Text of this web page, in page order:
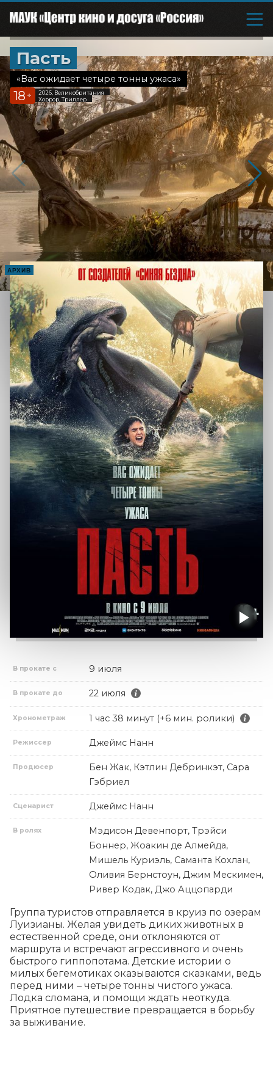
Пасть
«Вас ожидает четыре тонны ужаса»
18 +
2026, Великобритания
Хоррор, Триллер
АРХИВ
В прокате с 9 июля
В прокате до 22 июля
Хронометраж 1 час 38 минут (+6 мин. ролики)
Режиссер Джеймс Нанн
Продюсер
Бен Жак, Кэтлин Дебринкэт, Сара
Гэбриел
Сценарист Джеймс Нанн
В ролях
Мэдисон Девенпорт, Трэйси
Боннер, Жоакин де Алмейда,
Мишель Куриэль, Саманта Кохлан,
Оливия Бернстоун, Джим Мескимен,
Ривер Кодак, Джо Аццопарди
Группа туристов отправляется в круиз по озерам
Луизианы. Желая увидеть диких животных в
естественной среде, они отклоняются от
маршрута и встречают агрессивного и очень
быстрого гиппопотама. Детские истории о
милых бегемотиках оказываются сказками, ведь
перед ними – четыре тонны чистого ужаса.
Лодка сломана, и помощи ждать неоткуда.
Приятное путешествие превращается в борьбу
за выживание.